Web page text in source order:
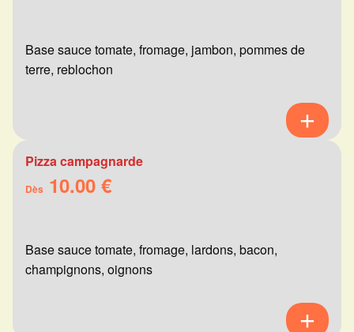
Base sauce tomate, fromage, jambon, pommes de
terre, reblochon
Pizza campagnarde
Dès 10.00 €
Base sauce tomate, fromage, lardons, bacon,
champignons, oignons